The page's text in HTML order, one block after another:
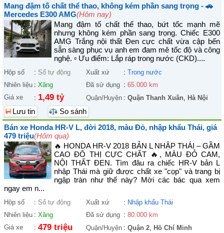
Mang đậm tố chất thể thao, không kém phần sang trọng - 🚗
Mercedes E300 AMG(Hôm nay)
Mang đậm tố chất thể thao, bứt tốc mạnh mẽ
nhưng không kém phần sang trọng. Chiếc E300
AMG Trắng nội thất Đen cực chất vừa cập bến
sẵn sàng phục vụ anh em đam mê tốc độ và công
nghệ. ▫ Ưu điểm: Lắp ráp trong nước (CKD)....
Hộp số : Số tự động Xuất xứ : Trong nước
Nhiên liệu : Xăng Đã sử dụng : 65.000 km
Giá xe
: 1,49 tỷ Quận/Huyện : Quận Thanh Xuân, Hà Nội
Lưu tin
So sánh
Bán xe Honda HR-V L, đời 2018, màu Đỏ, nhập khẩu Thái, giá
479 triệu(Hôm qua)
🔥 HONDA HR-V 2018 BẢN L NHẬP THÁI – GẦM
CAO ĐÔ THỊ CỰC CHẤT 🔥, MÀU ĐỎ CAM,
NỘI THẤT ĐEN. Tìm đâu ra chiếc HR-V bản L
nhập Thái mà giữ được chất xe "cọp" và trang bị
ngập tràn như thế này? Mời các bác qua xem
ngay em n...
Hộp số : Số tự động Xuất xứ : Nhập khẩu Thái
Nhiên liệu : Xăng Đã sử dụng : 80.000 km
Giá xe
: 479 triệu Quận/Huyện : Quận 2, Hồ Chí Minh